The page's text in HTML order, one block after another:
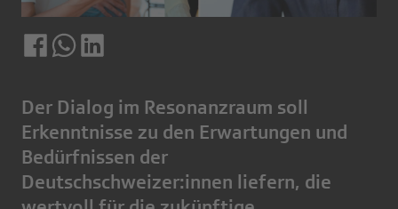
Der Dialog im Resonanzraum soll
Erkenntnisse zu den Erwartungen und
Bedürfnissen der
Deutschschweizer:innen liefern, die